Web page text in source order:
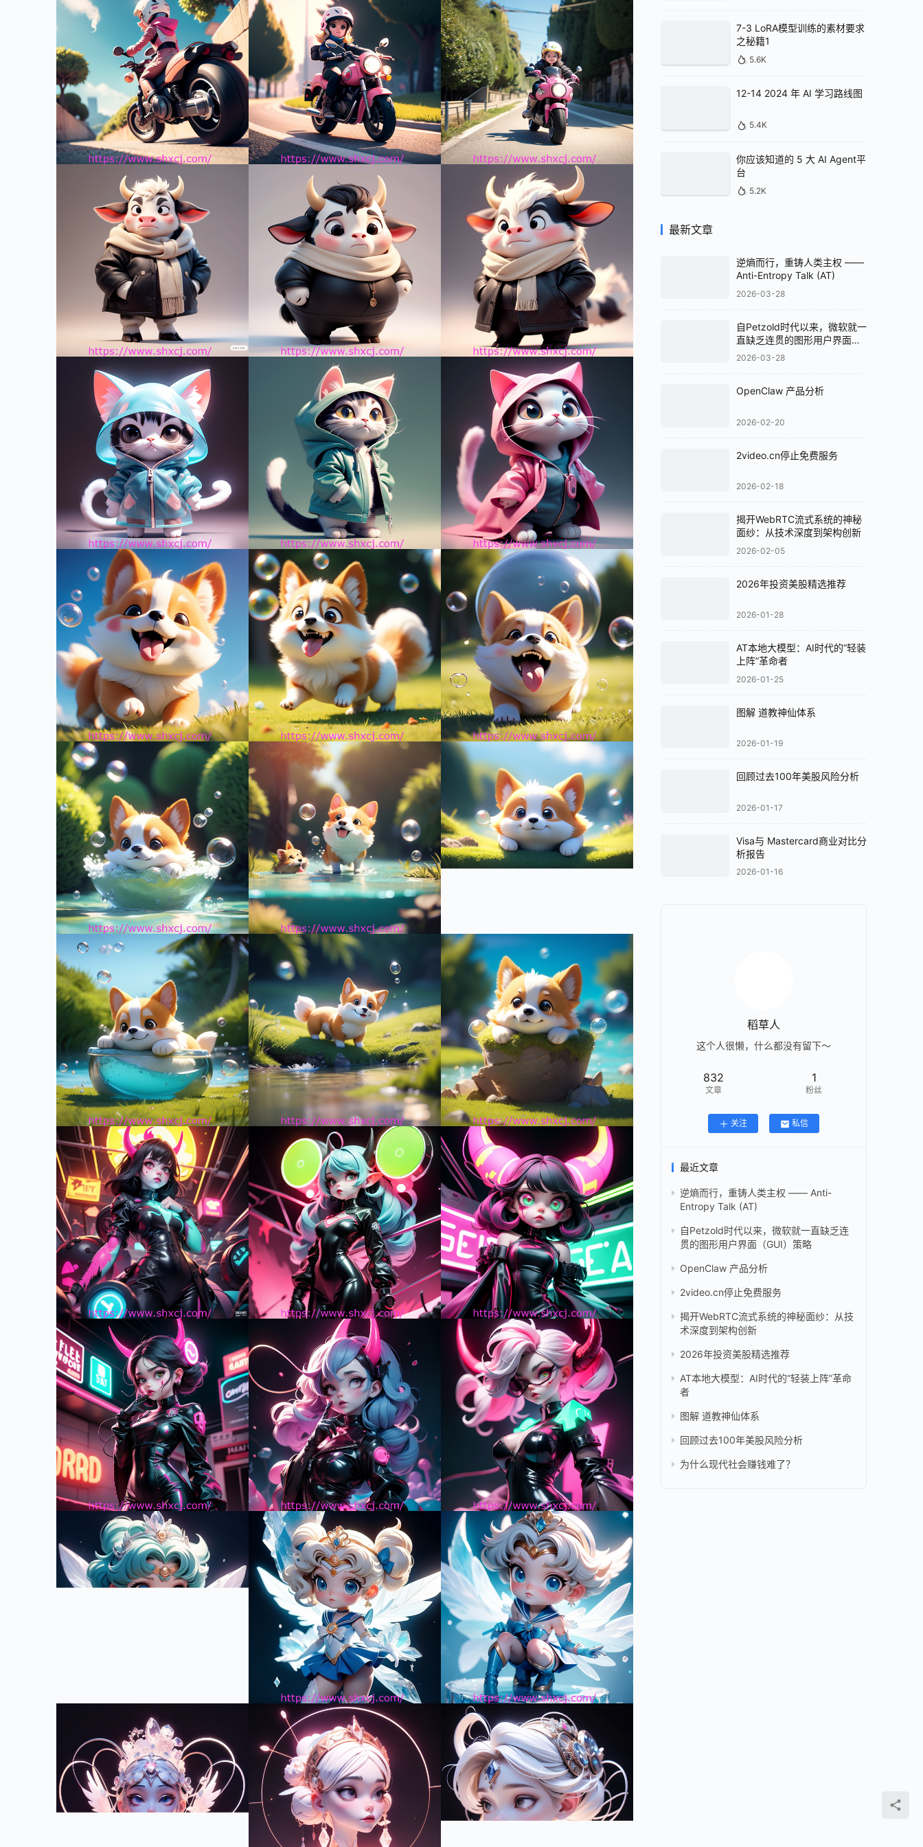
7-3 LoRA模型训练的素材要求
之秘籍1
5.6K
12-14 2024 年 AI 学习路线图
5.4K
你应该知道的 5 大 AI Agent平
台
5.2K
最新文章
逆熵而行，重铸人类主权 ——
Anti-Entropy Talk (AT)
2026-03-28
自Petzold时代以来，微软就一
直缺乏连贯的图形用户界面
（GUI）策略
2026-03-28
OpenClaw 产品分析
2026-02-20
2video.cn停止免费服务
2026-02-18
揭开WebRTC流式系统的神秘
面纱：从技术深度到架构创新
2026-02-05
2026年投资美股精选推荐
2026-01-28
AT本地大模型：AI时代的“轻装
上阵”革命者
2026-01-25
图解 道教神仙体系
2026-01-19
回顾过去100年美股风险分析
2026-01-17
Visa与 Mastercard商业对比分
析报告
2026-01-16
稻草人
这个人很懒，什么都没有留下～
832
文章
1
粉丝
关注 私信
最近文章
逆熵而行，重铸人类主权 —— Anti-
Entropy Talk (AT)
自Petzold时代以来，微软就一直缺乏连
贯的图形用户界面（GUI）策略
OpenClaw 产品分析
2video.cn停止免费服务
揭开WebRTC流式系统的神秘面纱：从技
术深度到架构创新
2026年投资美股精选推荐
AT本地大模型：AI时代的“轻装上阵”革命
者
图解 道教神仙体系
回顾过去100年美股风险分析
为什么现代社会赚钱难了？